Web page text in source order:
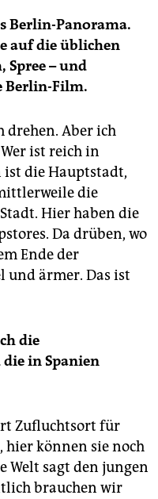
Berlin-Panorama.
auf die üblichen
Spree – und
Berlin-Film.
drehen. Aber ich
ist reich in
ist die Hauptstadt,
die
Hier haben die
Da drüben, wo
Ende der
und ärmer. Das ist
die
in Spanien
Zufluchtsort für
hier können sie noch
Welt sagt den jungen
brauchen wir